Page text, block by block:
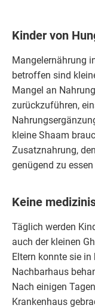
Kinder von
Mangelernährung
betroffen sind
Mangel an
zurückzuführen,
kleine Shaam
Zusatznahrung,
genügend zu
Keine
Täglich werden
auch der kleinen
Eltern konnte sie
Nachbarhaus
Nach einigen
Krankenhaus